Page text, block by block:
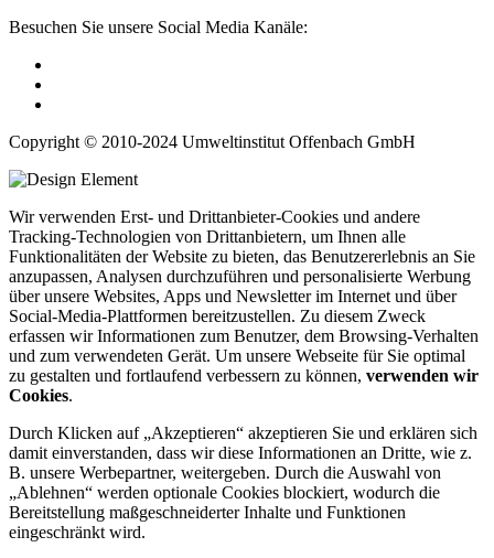
Besuchen Sie unsere Social Media Kanäle:
Copyright © 2010-2024 Umweltinstitut Offenbach GmbH
Wir verwenden Erst- und Drittanbieter-Cookies und andere
Tracking-Technologien von Drittanbietern, um Ihnen alle
Funktionalitäten der Website zu bieten, das Benutzererlebnis an Sie
anzupassen, Analysen durchzuführen und personalisierte Werbung
über unsere Websites, Apps und Newsletter im Internet und über
Social-Media-Plattformen bereitzustellen. Zu diesem Zweck
erfassen wir Informationen zum Benutzer, dem Browsing-Verhalten
und zum verwendeten Gerät. Um unsere Webseite für Sie optimal
zu gestalten und fortlaufend verbessern zu können, verwenden wir
Cookies.
Durch Klicken auf „Akzeptieren“ akzeptieren Sie und erklären sich
damit einverstanden, dass wir diese Informationen an Dritte, wie z.
B. unsere Werbepartner, weitergeben. Durch die Auswahl von
„Ablehnen“ werden optionale Cookies blockiert, wodurch die
Bereitstellung maßgeschneiderter Inhalte und Funktionen
eingeschränkt wird.